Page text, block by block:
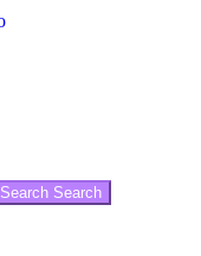
Search Search